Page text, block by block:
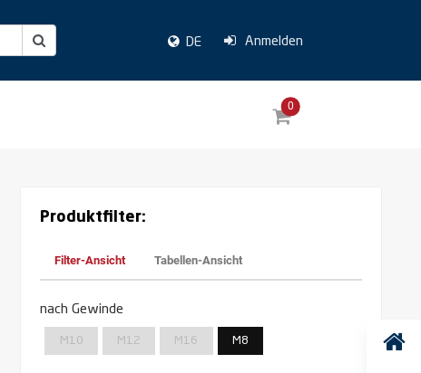
DE Anmelden
0
Produktfilter:
Filter-Ansicht Tabellen-Ansicht
nach Gewinde
M10 M12 M16 M8